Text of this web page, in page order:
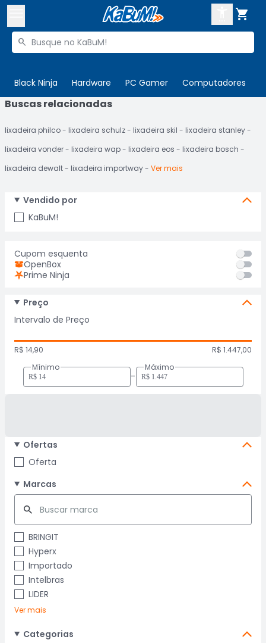

Buscar produtos

Black Ninja Hardware PC Gamer Computadores

 Departamentos
Cupons
 Ativar tradutor em libras
ENTRE
CADASTRE-SE
Buscas relacionadas
lixadeira philco lixadeira schulz lixadeira skil
lixadeira stanley
lixadeira vonder
lixadeira wap lixadeira eos
lixadeira bosch
lixadeira dewalt
lixadeira importway Ver mais
Vendido por
KaBuM!
Cupom esquenta
OpenBox
Prime Ninja
Preço
Intervalo de Preço
R$ 14,90
R$ 1.447,00
Mínimo
-
Máximo
Ofertas
Oferta
Marcas
BRINGIT
Hyperx
Importado
Intelbras
LIDER
Ver mais
Categorias